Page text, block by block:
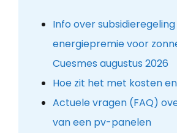
Info over
energiepremie voor
Cuesmes augustus 2026
Hoe zit het met kosten
Actuele vragen (FAQ)
van een pv-panelen